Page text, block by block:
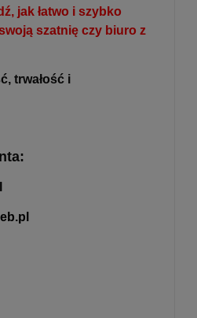
jak łatwo i szybko
szatnię czy biuro z
trwałość i